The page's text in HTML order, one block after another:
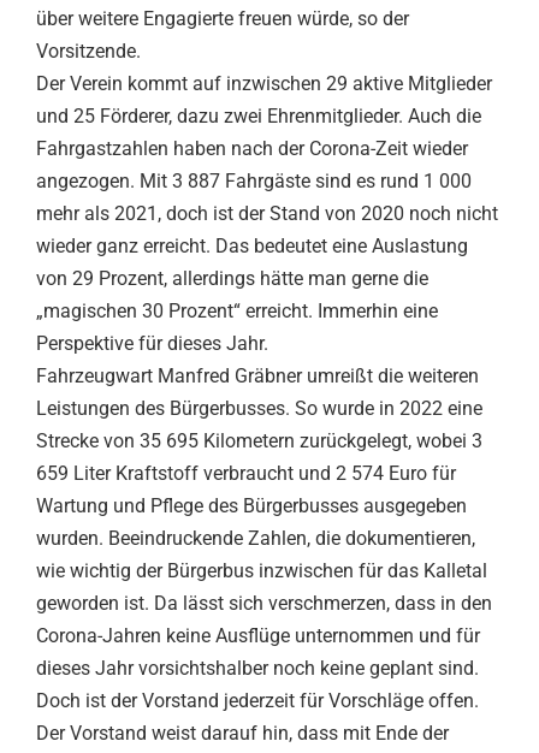
über weitere Engagierte freuen würde, so der
Vorsitzende.
Der Verein kommt auf inzwischen 29 aktive Mitglieder
und 25 Förderer, dazu zwei Ehrenmitglieder. Auch die
Fahrgastzahlen haben nach der Corona-Zeit wieder
angezogen. Mit 3 887 Fahrgäste sind es rund 1 000
mehr als 2021, doch ist der Stand von 2020 noch nicht
wieder ganz erreicht. Das bedeutet eine Auslastung
von 29 Prozent, allerdings hätte man gerne die
„magischen 30 Prozent“ erreicht. Immerhin eine
Perspektive für dieses Jahr.
Fahrzeugwart Manfred Gräbner umreißt die weiteren
Leistungen des Bürgerbusses. So wurde in 2022 eine
Strecke von 35 695 Kilometern zurückgelegt, wobei 3
659 Liter Kraftstoff verbraucht und 2 574 Euro für
Wartung und Pflege des Bürgerbusses ausgegeben
wurden. Beeindruckende Zahlen, die dokumentieren,
wie wichtig der Bürgerbus inzwischen für das Kalletal
geworden ist. Da lässt sich verschmerzen, dass in den
Corona-Jahren keine Ausflüge unternommen und für
dieses Jahr vorsichtshalber noch keine geplant sind.
Doch ist der Vorstand jederzeit für Vorschläge offen.
Der Vorstand weist darauf hin, dass mit Ende der